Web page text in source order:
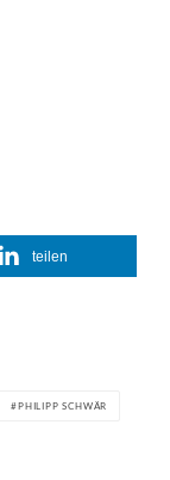
teilen
PHILIPP SCHWÄR